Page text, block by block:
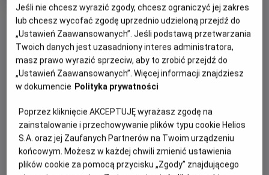
OBSERWUJ
PREMIERA
25 października 2013
REŻYSERIA SCENARIUSZ
Lenkiewicz
OBSADA
Agata Kulesza, Dawid Ogrodnik, Agata Trzebuchowska
WIĘCEJ SZCZEGÓŁÓW
OPIS FILMU
Polska. Rok 1962. Anna jest w nowicjacie, jako sierota
umieszczona w klasztorze pod opieką zakonnic. Matka
przełożona namawia ją, by przed święceniami odwiedziła
swoją ciotkę, jedyną żyjącą krewną. Ciotka opowiada Annie
Jeśli nie chcesz wyrazić zgody, chcesz ograniczyć jej zakres
lub chcesz wycofać zgodę uprzednio udzieloną przejdź do
„Ustawień Zaawansowanych”. Jeśli podstawą przetwarzania
Twoich danych jest uzasadniony interes administratora,
masz prawo wyrazić sprzeciw, aby to zrobić przejdź do
„Ustawień Zaawansowanych”. Więcej informacji znajdziesz
w dokumencie Polityka prywatności
Poprzez kliknięcie AKCEPTUJĘ wyrażasz zgodę na
zainstalowanie i przechowywanie plików typu cookie Helios
S.A. oraz jej Zaufanych Partnerów na Twoim urządzeniu
końcowym. Możesz w każdej chwili zmienić ustawienia
plików cookie za pomocą przycisku „Zgody” znajdującego